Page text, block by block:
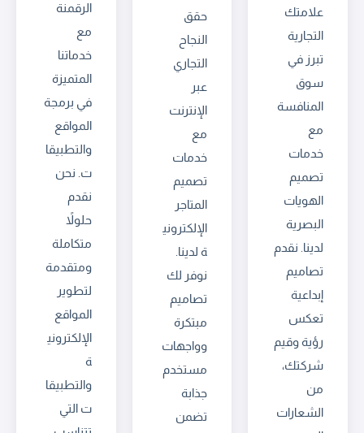
علامتك
التجارية
تبرز في
سوق
المنافسة
مع
خدمات
تصميم
الهويات
البصرية
لدينا. نقدم
تصاميم
إبداعية
تعكس
رؤية وقيم
شركتك،
من
الشعارات
حقق
النجاح
التجاري
عبر
الإنترنت
مع
خدمات
تصميم
المتاجر
الإلكتروني
ة لدينا.
نوفر لك
تصاميم
مبتكرة
وواجهات
مستخدم
جذابة
تضمن
الرقمنة
مع
خدماتنا
المتميزة
في برمجة
المواقع
والتطبيقا
ت. نحن
نقدم
حلولاً
متكاملة
ومتقدمة
لتطوير
المواقع
الإلكتروني
ة
والتطبيقا
ت التي